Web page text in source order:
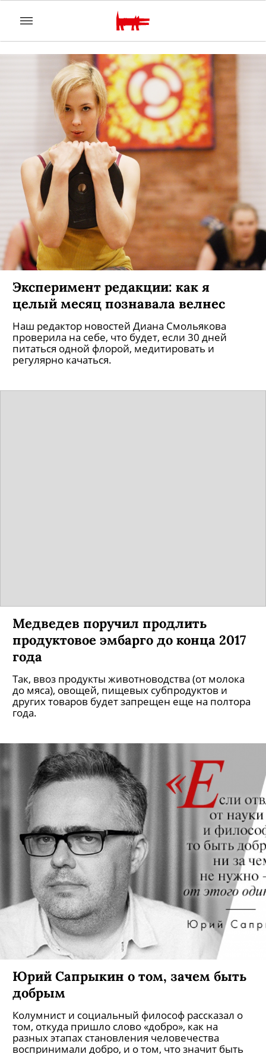
Эксперимент редакции: как я
целый месяц познавала велнес
Наш редактор новостей Диана Смольякова
проверила на себе, что будет, если 30 дней
питаться одной флорой, медитировать и
регулярно качаться.
Медведев поручил продлить
продуктовое эмбарго до конца 2017
года
Так, ввоз продукты животноводства (от молока
до мяса), овощей, пищевых субпродуктов и
других товаров будет запрещен еще на полтора
года.
Юрий Сапрыкин о том, зачем быть
добрым
Колумнист и социальный философ рассказал о
том, откуда пришло слово «добро», как на
разных этапах становления человечества
воспринимали добро, и о том, что значит быть